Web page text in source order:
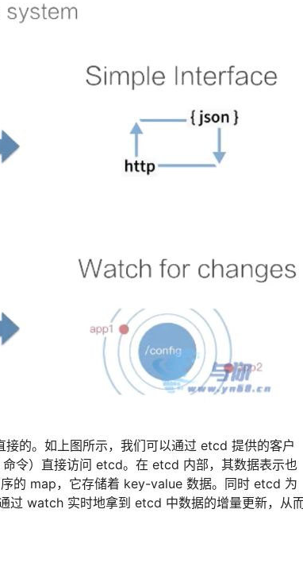
的。如上图所示，我们可以通过 etcd 提供的客户
令）直接访问 etcd。在 etcd 内部，其数据表示也
的 map，它存储着 key-value 数据。同时 etcd 为
过 watch 实时地拿到 etcd 中数据的增量更新，从